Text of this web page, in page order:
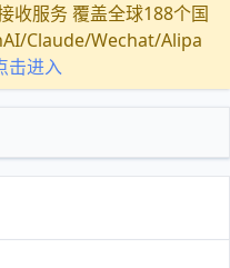
收服务 覆盖全球188个国
Claude/Wechat/Alipa
击进入